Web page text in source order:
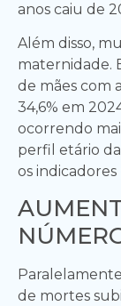
anos caiu de
Além disso,
maternidade.
de mães com
34,6% em
ocorrendo
perfil etário
os
de mortes